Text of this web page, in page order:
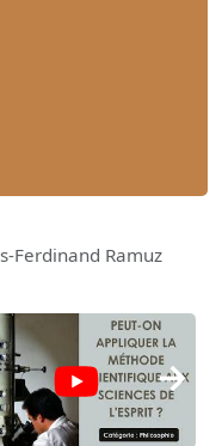
Ferdinand Ramuz
→